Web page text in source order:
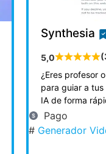
Synthesia
5,0
¿Eres profesor
para guiar a tus
IA de forma
Pago
# Generador